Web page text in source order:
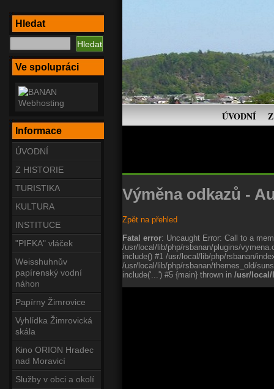
ÚVODNÍ
Hledat
Ve spolupráci
Informace
ÚVODNÍ
Z HISTORIE
TURISTIKA
KULTURA
INSTITUCE
"PIFKA" vláček
Weisshuhnův
papírenský vodní
náhon
Papírny Žimrovice
Vyhlídka Žimrovická
skála
Kino ORION Hradec
nad Moravicí
Služby v obci a okolí
Výměna odkazů -
Zpět na přehled
Fatal error: Uncaught Error: Call to a
/usr/local/lib/php/rsbanan/plugins/
include() #1 /usr/local/lib/php/rsbanan/
/usr/local/lib/php/rsbanan/themes_old/
include('...') #5 {main} thrown in /usr/local/